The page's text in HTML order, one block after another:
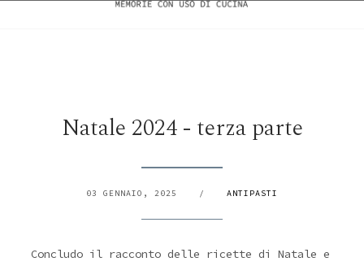
Natale 2024 - terza parte
03 GENNAIO, 2025 / ANTIPASTI
Concludo il racconto delle ricette di Natale e